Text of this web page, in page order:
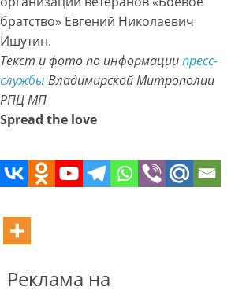
братство» Евгений Николаевич
Ишутин.
Текст и фото по информациипресс-
службы Владимирской Митрополии
РПЦ МП
Spread the love
Реклама на